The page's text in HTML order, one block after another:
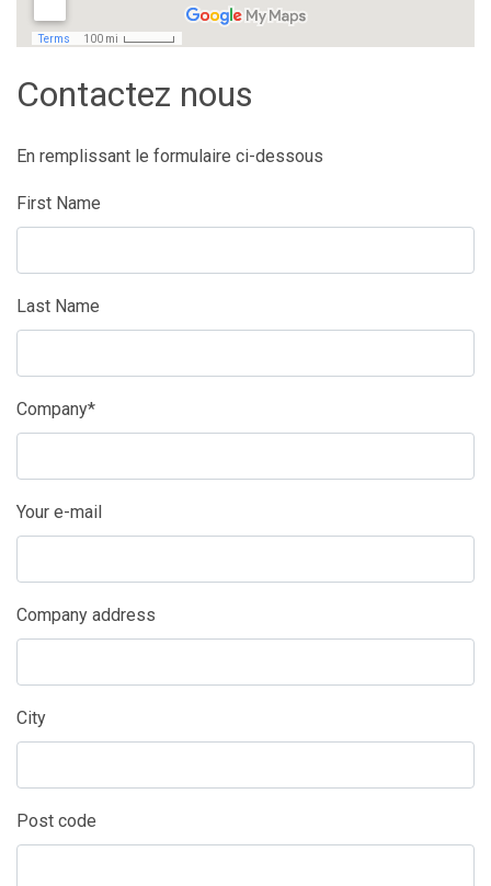
Contactez nous
En remplissant le formulaire ci-dessous
First Name
Last Name
Company*
Your e-mail
Company address
City
Post code